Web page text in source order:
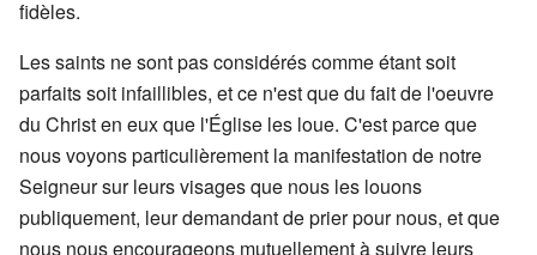
fidèles.
Les saints ne sont pas considérés comme étant soit
parfaits soit infaillibles, et ce n'est que du fait de l'oeuvre
du Christ en eux que l'Église les loue. C'est parce que
nous voyons particulièrement la manifestation de notre
Seigneur sur leurs visages que nous les louons
publiquement, leur demandant de prier pour nous, et que
nous nous encourageons mutuellement à suivre leurs